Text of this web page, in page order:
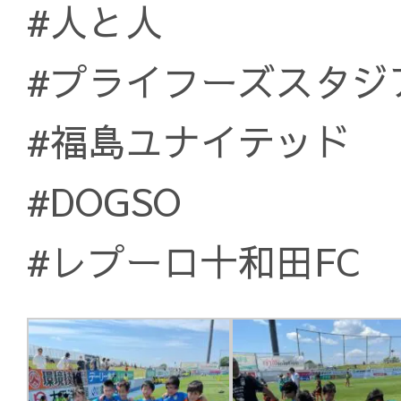
#人と人
#プライフーズスタジ
#福島ユナイテッド
#DOGSO
#レプーロ十和田FC